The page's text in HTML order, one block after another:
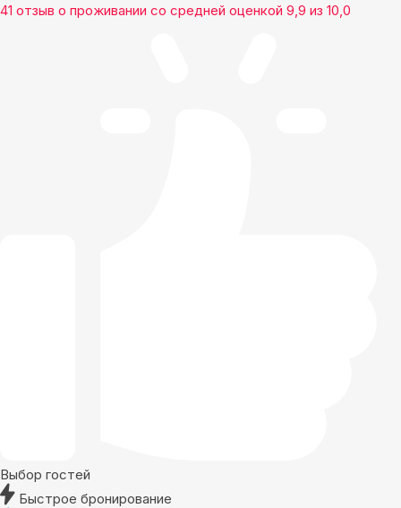
41 отзыв о проживании со средней оценкой 9,9 из 10,0
Выбор гостей
Быстрое бронирование